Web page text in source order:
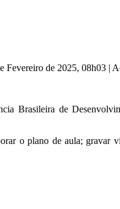
Fevereiro de 2025, 08h03 |
Brasileira de
o plano de aula; gravar